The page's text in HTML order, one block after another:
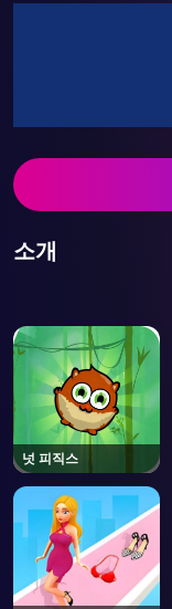
소개
넛 피직스